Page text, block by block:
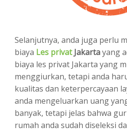
Selanjutnya, anda juga perlu
biaya Les privat Jakartayang
biaya les privat Jakarta yang
menggiurkan, tetapi anda
kualitas dan keterpercayaan
anda mengeluarkan uang
banyak, tetapi jelas bahwa
rumah anda sudah diseleksi